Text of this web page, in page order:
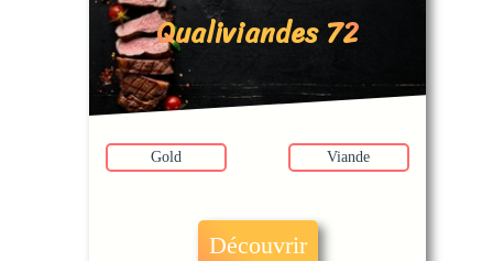
Qualiviandes 72
Gold Viande
Découvrir